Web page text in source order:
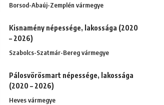
Borsod-Abaúj-Zemplén vármegye
Kisnamény népessége, lakossága (2020
– 2026)
Szabolcs-Szatmár-Bereg vármegye
Pálosvörösmart népessége, lakossága
(2020 – 2026)
Heves vármegye